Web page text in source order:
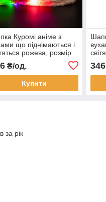
Куромі аніме з
що піднімаються і
рожева, розмір
₴/од.
Купити
346
за рік